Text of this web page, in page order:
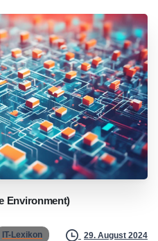
Environment)
IT-Lexikon 29. August 2024